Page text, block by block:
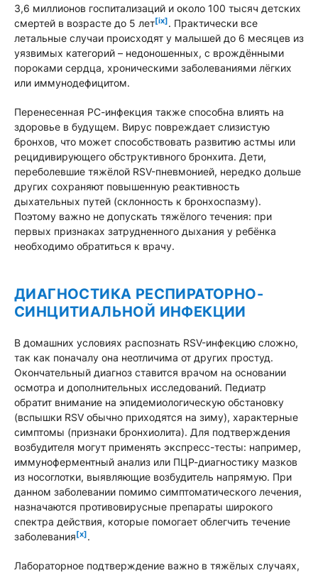
3,6 миллионов госпитализаций и около 100 тысяч детских
смертей в возрасте до 5 лет[ix]. Практически все
летальные случаи происходят у малышей до 6 месяцев из
уязвимых категорий – недоношенных, с врождёнными
пороками сердца, хроническими заболеваниями лёгких
или иммунодефицитом.
Перенесенная РС-инфекция также способна влиять на
здоровье в будущем. Вирус повреждает слизистую
бронхов, что может способствовать развитию астмы или
рецидивирующего обструктивного бронхита. Дети,
переболевшие тяжёлой RSV-пневмонией, нередко дольше
других сохраняют повышенную реактивность
дыхательных путей (склонность к бронхоспазму).
Поэтому важно не допускать тяжёлого течения: при
первых признаках затрудненного дыхания у ребёнка
необходимо обратиться к врачу.
ДИАГНОСТИКА РЕСПИРАТОРНО-
СИНЦИТИАЛЬНОЙ ИНФЕКЦИИ
В домашних условиях распознать RSV-инфекцию сложно,
так как поначалу она неотличима от других простуд.
Окончательный диагноз ставится врачом на основании
осмотра и дополнительных исследований. Педиатр
обратит внимание на эпидемиологическую обстановку
(вспышки RSV обычно приходятся на зиму), характерные
симптомы (признаки бронхиолита). Для подтверждения
возбудителя могут применять экспресс-тесты: например,
иммуноферментный анализ или ПЦР-диагностику мазков
из носоглотки, выявляющие возбудитель напрямую. При
данном заболевании помимо симптоматического лечения,
назначаются противовирусные препараты широкого
спектра действия, которые помогает облегчить течение
заболевания[x].
Лабораторное подтверждение важно в тяжёлых случаях,